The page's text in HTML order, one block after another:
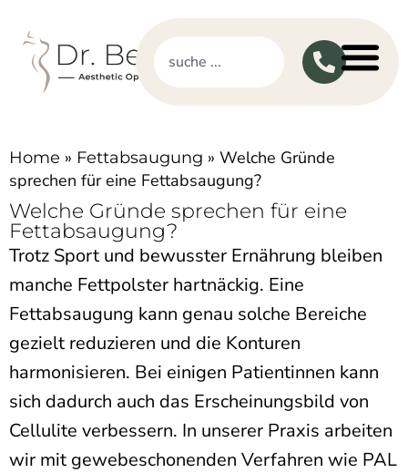
Home » Fettabsaugung » Welche Gründe
sprechen für eine Fettabsaugung?
Welche Gründe sprechen für eine
Fettabsaugung?
Trotz Sport und bewusster Ernährung bleiben
manche Fettpolster hartnäckig. Eine
Fettabsaugung kann genau solche Bereiche
gezielt reduzieren und die Konturen
harmonisieren. Bei einigen Patientinnen kann
sich dadurch auch das Erscheinungsbild von
Cellulite verbessern. In unserer Praxis arbeiten
wir mit gewebeschonenden Verfahren wie PAL